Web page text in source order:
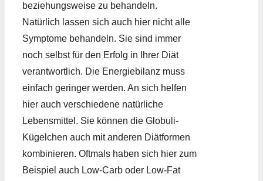
beziehungsweise zu behandeln.
Natürlich lassen sich auch hier nicht alle
Symptome behandeln. Sie sind immer
noch selbst für den Erfolg in Ihrer Diät
verantwortlich. Die Energiebilanz muss
einfach geringer werden. An sich helfen
hier auch verschiedene natürliche
Lebensmittel. Sie können die Globuli-
Kügelchen auch mit anderen Diätformen
kombinieren. Oftmals haben sich hier zum
Beispiel auch Low-Carb oder Low-Fat